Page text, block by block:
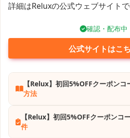
詳細はReluxの公式ウェブサイトで
確認・配布中
公式サイトはこ
【Relux】初回5%OFFクーポンコ
方法
【Relux】初回5%OFFクーポンコ
件